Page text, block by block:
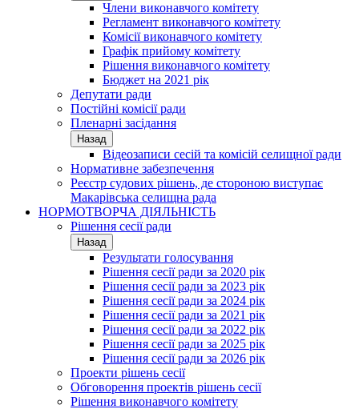
Члени виконавчого комітету
Регламент виконавчого комітету
Комісії виконавчого комітету
Графік прийому комітету
Рішення виконавчого комітету
Бюджет на 2021 рік
Депутати ради
Постійні комісії ради
Пленарні засідання
Назад
Відеозаписи сесій та комісій селищної ради
Нормативне забезпечення
Реєстр судових рішень, де стороною виступає
Макарівська селищна рада
НОРМОТВОРЧА ДІЯЛЬНІСТЬ
Рішення сесії ради
Назад
Результати голосування
Рішення сесії ради за 2020 рік
Рішення сесії ради за 2023 рік
Рішення сесії ради за 2024 рік
Рішення сесії ради за 2021 рік
Рішення сесії ради за 2022 рік
Рішення сесії ради за 2025 рік
Рішення сесії ради за 2026 рік
Проекти рішень сесії
Обговорення проектів рішень сесії
Рішення виконавчого комітету